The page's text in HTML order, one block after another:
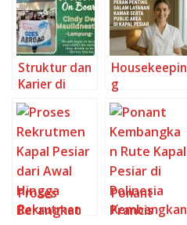
Struktur dan
Karier di
Departemen
Food &
Beverage
Kapal Pesiar-
Dari
Restaurant
Manager
hingga
Housekeepin
g
Department
di Kapal
Pesiar-Tim
Terbesar ke-
2 dan
Penjaga
Kenyamanan
Para Tamu
Proses
Rekrutmen
Ponant
Kembangkan